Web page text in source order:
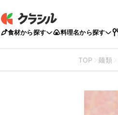
食材から探す 料理名から探す
TOP 麺類